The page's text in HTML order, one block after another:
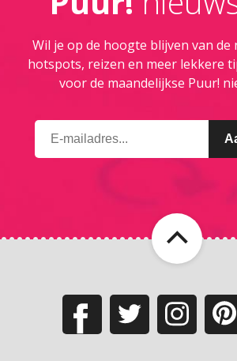
Wil je op de hoogte blijven van de
hotspots, reizen en meer lekkere
voor de maandelijkse Puur!